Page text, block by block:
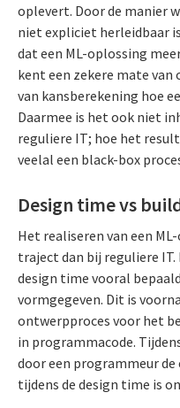
oplevert. Door de manier
niet expliciet herleidbaar
dat een ML-oplossing
kent een zekere mate van
van kansberekening hoe
Daarmee is het ook niet
reguliere IT; hoe het
veelal een black-box
Design time vs
Het realiseren van een
traject dan bij reguliere
design time vooral
vormgegeven. Dit is
ontwerpproces voor het
in programmacode.
door een programmeur de
tijdens de design time is